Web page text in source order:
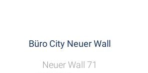
Büro City Neuer Wall
Neuer Wall 71